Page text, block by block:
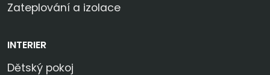
Zateplování a izolace
INTERIER
Dětský pokoj